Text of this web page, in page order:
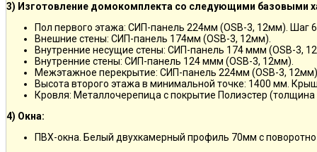
3) Изготовление домокомплекта со следующими базовыми
Пол первого этажа: СИП-панель 224мм (OSB-3, 12мм). Шаг
Внешние стены: СИП-панель 174мм (OSB-3, 12мм).
Внутренние несущие стены: СИП-панель 174 ммм (OSB-3,
Внутренние стены: СИП-панель 124 ммм (OSB-3, 12мм).
Межэтажное перекрытие: СИП-панель 224мм (OSB-3,
Высота второго этажа в минимальной точке: 1400 мм.
Кровля: Металлочерепица с покрытие Полиэстер
4) Окна:
ПВХ-окна. Белый двухкамерный профиль 70мм с